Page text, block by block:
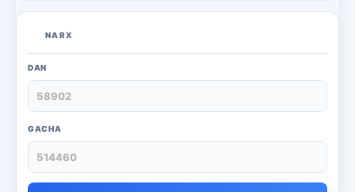
Jivo 3
NARX
DAN
GACHA